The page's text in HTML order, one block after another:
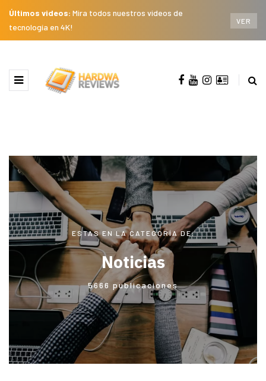
Últimos videos: Mira todos nuestros videos de
tecnología en 4K!
VER
ESTAS EN LA CATEGORÍA DE:
Noticias
5666 publicaciones